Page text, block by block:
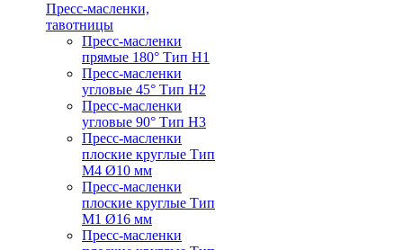
Пресс-масленки,
тавотницы
Пресс-масленки
прямые 180° Тип H1
Пресс-масленки
угловые 45° Тип H2
Пресс-масленки
угловые 90° Тип H3
Пресс-масленки
плоские круглые Тип
M4 Ø10 мм
Пресс-масленки
плоские круглые Тип
M1 Ø16 мм
Пресс-масленки